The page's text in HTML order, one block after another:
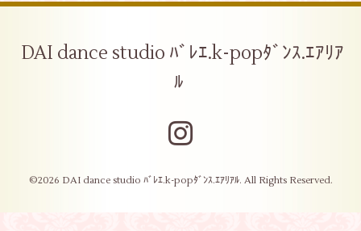
DAI dance studio ﾊﾞﾚｴ.k-popﾀﾞﾝｽ.ｴｱﾘｱ
ﾙ
©2026 DAI dance studio ﾊﾞﾚｴ.k-popﾀﾞﾝｽ.ｴｱﾘｱﾙ. All Rights Reserved.